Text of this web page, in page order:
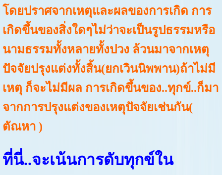
โดยปราศจากเหตุและผลของการเกิด การ
เกิดขึ้นของสิ่งใดๆไม่ว่าจะเป็นรูปธรรมหรือ
นามธรรมทั้งหลายทั้งปวง ล้วนมาจากเหตุ
ปัจจัยปรุงแต่งทั้งสิ้น(ยกเวินนิพพาน)ถ้าไม่มี
เหตุ ก็จะไม่มีผล การเกิดขึ้นของ..ทุกข์..ก็มา
จากการปรุงแต่งของเหตุปัจจัยเช่นกัน(
ตัณหา )
ที่นี่..จะเน้นการดับทุกข์ใน